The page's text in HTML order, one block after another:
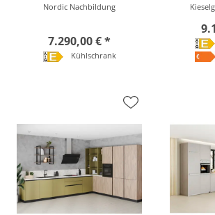
Nordic Nachbildung
7.290,00 € *
Kühlschrank